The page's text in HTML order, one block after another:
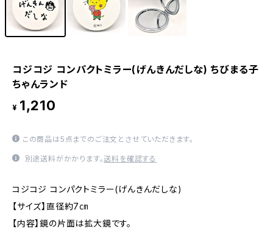
コジコジ コンパクトミラー(げんきんだしな) ちびまる子
ちゃんランド
¥ 1,210
この商品は5点までのご注文とさせていただきます。
別途送料がかかります。送料を確認する
コジコジ コンパクトミラー(げんきんだしな)
【サイズ】直径約7㎝
【内容】鏡の片面は拡大鏡です。